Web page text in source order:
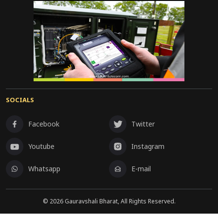
SOCIALS
Facebook Twitter
Youtube Instagram
Whatsapp E-mail
© 2026Gauravshali Bharat, All Rights Reserved.